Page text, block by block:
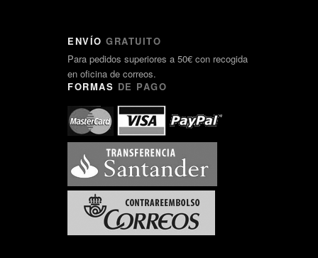
ENVÍO GRATUITO
Para pedidos superiores a 50€ con recogida
en oficina de correos.
FORMAS DE PAGO